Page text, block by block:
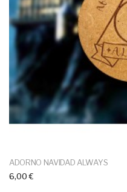
ADORNO NAVIDAD ALWAYS
6,00 €